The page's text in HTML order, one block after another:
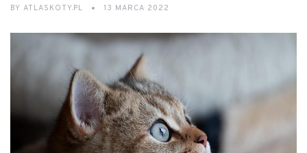
BY ATLASKOTY.PL 13 MARCA 2022